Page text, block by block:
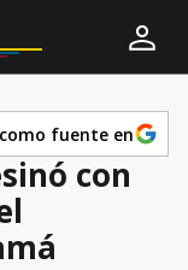
fuente en
con